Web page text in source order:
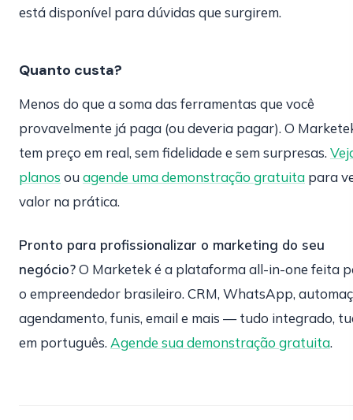
está disponível para dúvidas que surgirem.
Quanto custa?
Menos do que a soma das ferramentas que você
provavelmente já paga (ou deveria pagar). O
tem preço em real, sem fidelidade e sem surpresas.
planos ou agende uma demonstração gratuita para
valor na prática.
Pronto para profissionalizar o marketing do seu
negócio?O Marketek é a plataforma all-in-one feita
o empreendedor brasileiro. CRM, WhatsApp,
agendamento, funis, email e mais — tudo integrado,
em português. Agende sua demonstração gratuita.